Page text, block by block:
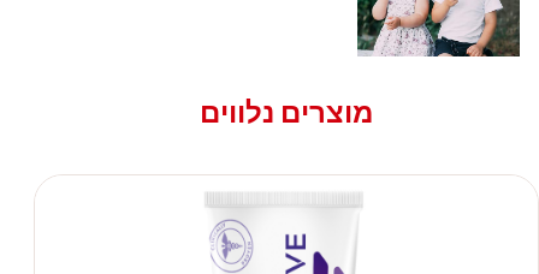
מוצרים נלווים